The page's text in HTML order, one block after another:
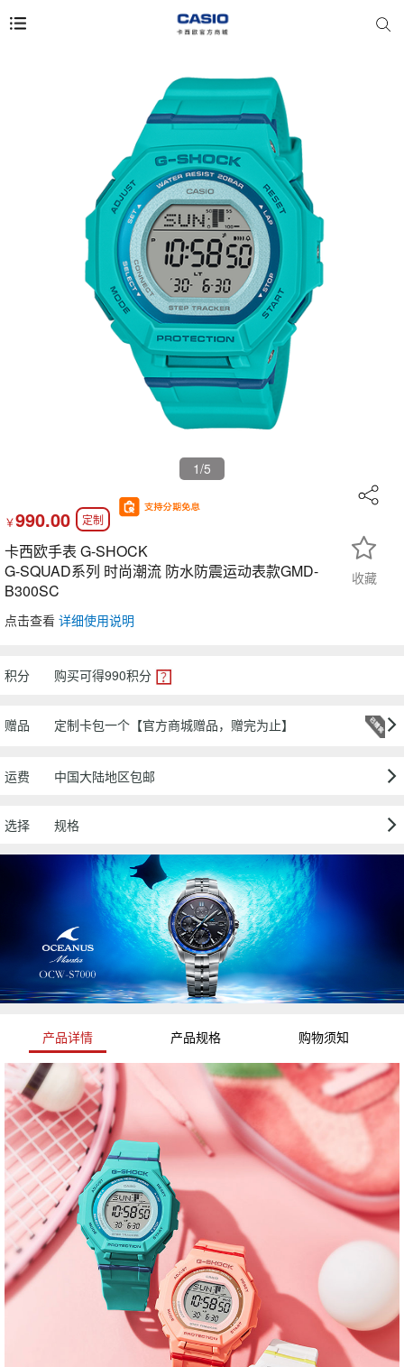
1/5
￥990.00 定制
卡西欧手表 G-SHOCK
G-SQUAD系列 时尚潮流 防水防震运动表款GMD-
B300SC
点击查看 详细使用说明
收藏
积分 购买可得990积分
赠品 定制卡包一个【官方商城赠品，赠完为止】
运费 中国大陆地区包邮
选择 规格
产品详情 产品规格 购物须知